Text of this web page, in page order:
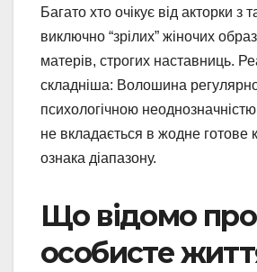
Багато хто очікує від акторки з
виключно “зрілих” жіночих
матерів, строгих наставниць.
складніша: Волошина
психологічною
не вкладається в жодне готове
ознака діапазону.
Що відомо про
особисте